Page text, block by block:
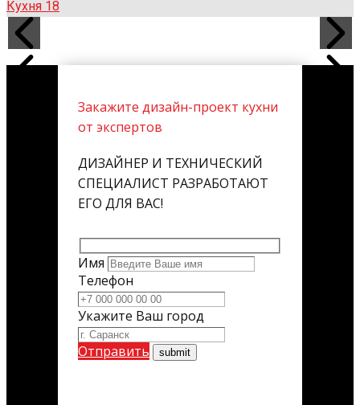
Кухня 18
Закажите дизайн-проект кухни
от экспертов
ДИЗАЙНЕР И ТЕХНИЧЕСКИЙ
СПЕЦИАЛИСТ РАЗРАБОТАЮТ
ЕГО ДЛЯ ВАС!
Имя
Телефон
Укажите Ваш город
Отправить